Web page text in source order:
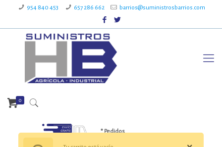
954 840 453 657 286 662 barrios@suministrosbarrios.com
* Pedidos
0